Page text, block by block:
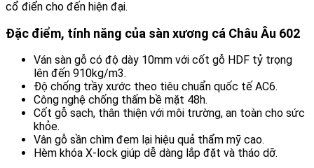
cổ điển cho đến hiện đại.
Đặc điểm, tính năng của sàn xương cá Châu Âu 602
Ván sàn gỗ có độ dày 10mm với cốt gỗ HDF tỷ trọng
lên đến 910kg/m3.
Độ chống trầy xước theo tiêu chuẩn quốc tế AC6.
Công nghệ chống thấm bề mặt 48h.
Cốt gỗ sạch, thân thiện với môi trường, an toàn cho sức
khỏe.
Vân gỗ sần chìm đem lại hiệu quả thẩm mỹ cao.
Hèm khóa X-lock giúp dễ dàng lắp đặt và tháo dỡ.